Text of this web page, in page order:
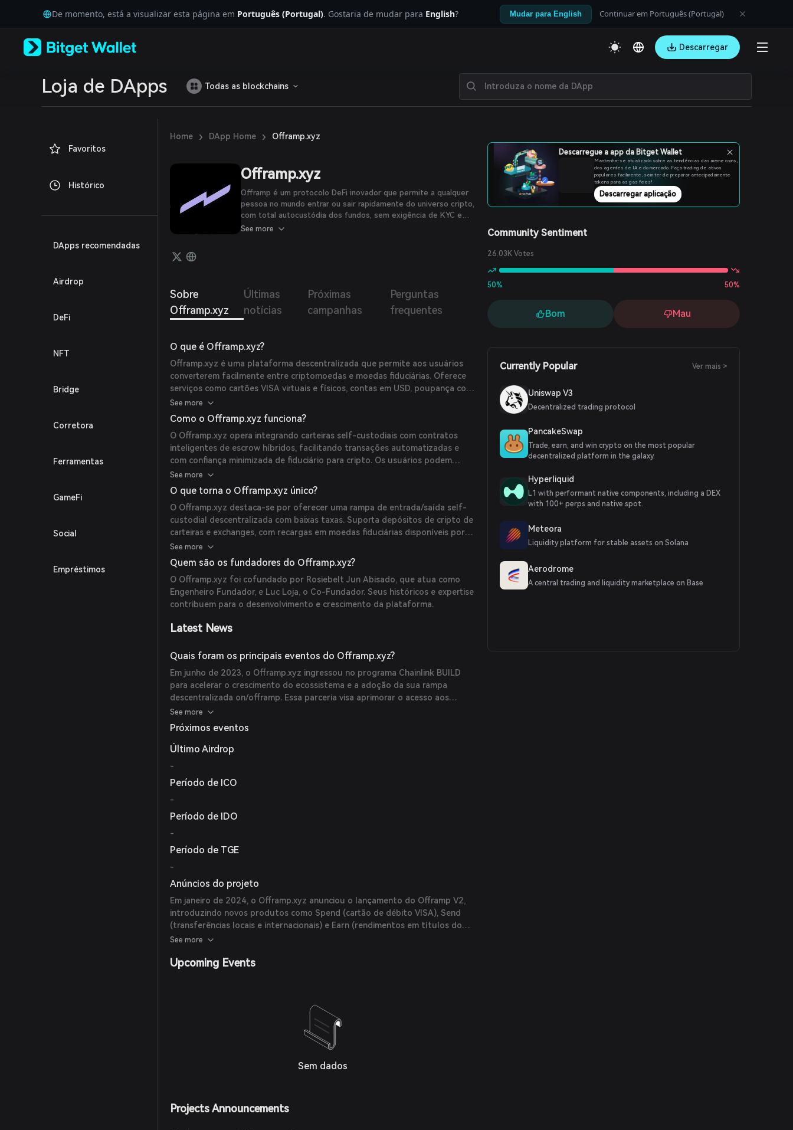
Tiếng Việt
Русский
Español (Latinoamérica)
Português (Portugal)
Bahasa Indonesia
Español (Argentina)
De momento, está a visualizar esta página em Português (Portugal). Gostaria de mudar para English? Mudar para English Continuar em Português (Portugal)
Descarregar
Loja de DApps Todas as blockchains
Favoritos
Histórico
DApps recomendadas
Airdrop
DeFi
NFT
Bridge
Corretora
Ferramentas
GameFi
Social
Empréstimos
Home › DApp Home › Offramp.xyz
Offramp.xyz
Offramp é um protocolo DeFi inovador que permite a qualquer
pessoa no mundo entrar ou sair rapidamente do universo cripto,
com total autocustódia dos fundos, sem exigência de KYC e
com baixas taxas.
See more
Sobre
Offramp.xyz
Últimas
notícias
Próximas
campanhas
Perguntas
frequentes
O que é Offramp.xyz?
Offramp.xyz é uma plataforma descentralizada que permite aos usuários
converterem facilmente entre criptomoedas e moedas fiduciárias. Oferece
serviços como cartões VISA virtuais e físicos, contas em USD, poupança com
taxas de juros competitivas e oportunidades de investimento em ações,
ETFs e REITs.
See more
Como o Offramp.xyz funciona?
O Offramp.xyz opera integrando carteiras self-custodiais com contratos
inteligentes de escrow híbridos, facilitando transações automatizadas e
com confiança minimizada de fiduciário para cripto. Os usuários podem
financiar suas contas com criptomoedas e moedas fiduciárias e utilizar seus
saldos por meio dos diversos serviços financeiros oferecidos na plataforma.
See more
O que torna o Offramp.xyz único?
O Offramp.xyz destaca-se por oferecer uma rampa de entrada/saída self-
custodial descentralizada com baixas taxas. Suporta depósitos de cripto de
carteiras e exchanges, com recargas em moedas fiduciárias disponíveis por
meio de mais de 180 métodos de pagamento. A plataforma também
oferece recursos como cartões VISA virtuais e físicos, permitindo que os
usuários gastem seus ativos cripto em transações do dia a dia.
See more
Quem são os fundadores do Offramp.xyz?
O Offramp.xyz foi cofundado por Rosiebelt Jun Abisado, que atua como
Engenheiro Fundador, e Luc Loja, o Co-Fundador. Seus históricos e expertise
contribuem para o desenvolvimento e crescimento da plataforma.
Latest News
Quais foram os principais eventos do Offramp.xyz?
Em junho de 2023, o Offramp.xyz ingressou no programa Chainlink BUILD
para acelerar o crescimento do ecossistema e a adoção da sua rampa
descentralizada on/offramp. Essa parceria visa aprimorar o acesso aos
serviços oráculo da Chainlink e ao suporte técnico, promovendo maior
segurança criptoeconômica.
See more
Próximos eventos
Último Airdrop
-
Período de ICO
-
Período de IDO
-
Período de TGE
-
Anúncios do projeto
Em janeiro de 2024, o Offramp.xyz anunciou o lançamento do Offramp V2,
introduzindo novos produtos como Spend (cartão de débito VISA), Send
(transferências locais e internacionais) e Earn (rendimentos em títulos do
Tesouro dos EUA na blockchain).
See more
Upcoming Events
Sem dados
Projects Announcements
Descarregue a app da Bitget Wallet
Mantenha-se atualizado sobre as tendências das meme coins,
dos agentes de IA e do mercado. Faça trading de ativos
populares facilmente, sem ter de preparar antecipadamente
tokens para as gas fees!
Descarregar aplicação
Community Sentiment
26.03K Votes
50% 50%
Bom Mau
Currently Popular Ver mais >
Uniswap V3
Decentralized trading protocol
PancakeSwap
Trade, earn, and win crypto on the most popular
decentralized platform in the galaxy.
Hyperliquid
L1 with performant native components, including a DEX
with 100+ perps and native spot.
Meteora
Liquidity platform for stable assets on Solana
Aerodrome
A central trading and liquidity marketplace on Base